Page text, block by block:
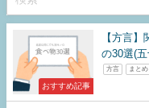
おすすめ記事
【方言
の30選(
方言 まとめ